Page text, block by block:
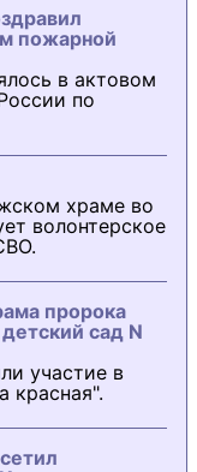
пожарной
в актовом
по
храме во
волонтерское
пророка
сад N
участие в
красная".